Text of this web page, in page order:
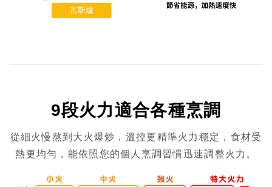
9段火力適合各種烹調
從細火慢熬到大火爆炒，溫控更精準火力穩定，食材受
熱更均勻，能依照您的個人烹調習慣迅速調整火力。